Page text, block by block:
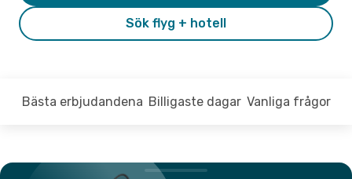
Sök flyg + hotell
Bästa erbjudandena Billigaste dagar Vanliga frågor